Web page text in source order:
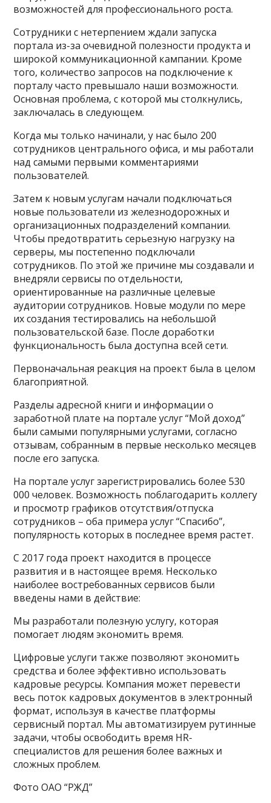
возможностей для профессионального роста.
Сотрудники с нетерпением ждали запуска
портала из-за очевидной полезности продукта и
широкой коммуникационной кампании. Кроме
того, количество запросов на подключение к
порталу часто превышало наши возможности.
Основная проблема, с которой мы столкнулись,
заключалась в следующем.
Когда мы только начинали, у нас было 200
сотрудников центрального офиса, и мы работали
над самыми первыми комментариями
пользователей.
Затем к новым услугам начали подключаться
новые пользователи из железнодорожных и
организационных подразделений компании.
Чтобы предотвратить серьезную нагрузку на
серверы, мы постепенно подключали
сотрудников. По этой же причине мы создавали и
внедряли сервисы по отдельности,
ориентированные на различные целевые
аудитории сотрудников. Новые модули по мере
их создания тестировались на небольшой
пользовательской базе. После доработки
функциональность была доступна всей сети.
Первоначальная реакция на проект была в целом
благоприятной.
Разделы адресной книги и информации о
заработной плате на портале услуг “Мой доход”
были самыми популярными услугами, согласно
отзывам, собранным в первые несколько месяцев
после его запуска.
На портале услуг зарегистрировались более 530
000 человек. Возможность поблагодарить коллегу
и просмотр графиков отсутствия/отпуска
сотрудников – оба примера услуг “Спасибо”,
популярность которых в последнее время растет.
С 2017 года проект находится в процессе
развития и в настоящее время. Несколько
наиболее востребованных сервисов были
введены нами в действие:
Мы разработали полезную услугу, которая
помогает людям экономить время.
Цифровые услуги также позволяют экономить
средства и более эффективно использовать
кадровые ресурсы. Компания может перевести
весь поток кадровых документов в электронный
формат, используя в качестве платформы
сервисный портал. Мы автоматизируем рутинные
задачи, чтобы освободить время HR-
специалистов для решения более важных и
сложных проблем.
Фото ОАО “РЖД”